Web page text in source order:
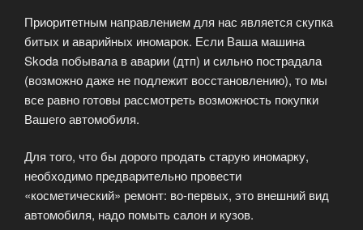
Приоритетным направлением для нас является скупка
битых и аварийных иномарок. Если Ваша машина
Skoda побывала в аварии (дтп) и сильно пострадала
(возможно даже не подлежит восстановлению), то мы
все равно готовы рассмотреть возможность покупки
Вашего автомобиля.
Для того, что бы дорого продать старую иномарку,
необходимо предварительно провести
«косметический» ремонт: во-первых, это внешний вид
автомобиля, надо помыть салон и кузов.